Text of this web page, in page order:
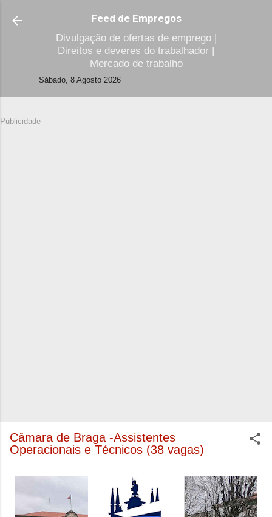
Avançar para o conteúdo principal
Feed de Empregos
Divulgação de ofertas de emprego |
Direitos e deveres do trabalhador |
Mercado de trabalho
Sábado, 8 Agosto 2026
Publicidade
Câmara de Braga -Assistentes
Operacionais e Técnicos (38 vagas)